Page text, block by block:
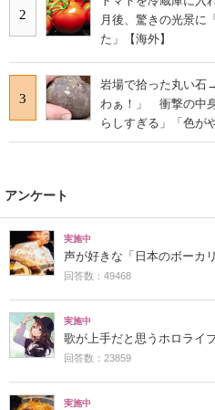
2
月後、驚きの光景に
た」【海外】
3
岩場で拾った丸い
わぁ！」 衝撃の中
らしすぎる」「色が
アンケート
実施中
声が好きな「日本のボーカ
回答数：49468
実施中
歌が上手だと思うホロライ
回答数：23859
実施中